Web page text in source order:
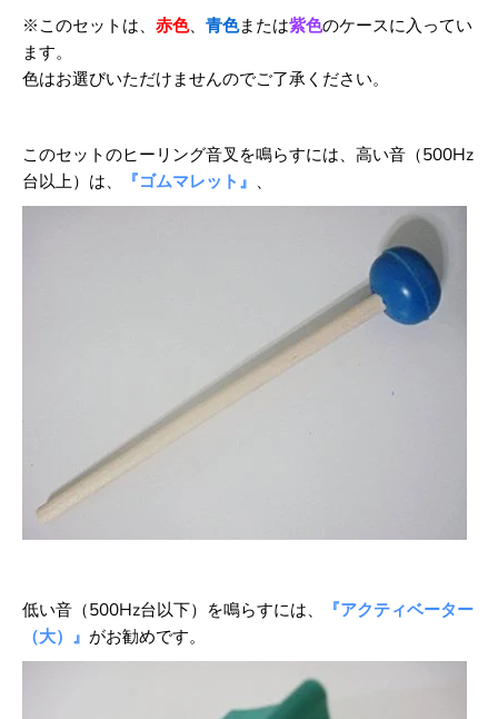
※このセットは、 赤色、 青色または紫色のケースに入ってい
ます。
色はお選びいただけませんのでご了承ください。
このセットのヒーリング音叉を鳴らすには、高い音（500Hz
台以上）は、
『ゴムマレット』 、
低い音（500Hz台以下）を鳴らすには、
『アクティベーター
（大）』 がお勧めです。